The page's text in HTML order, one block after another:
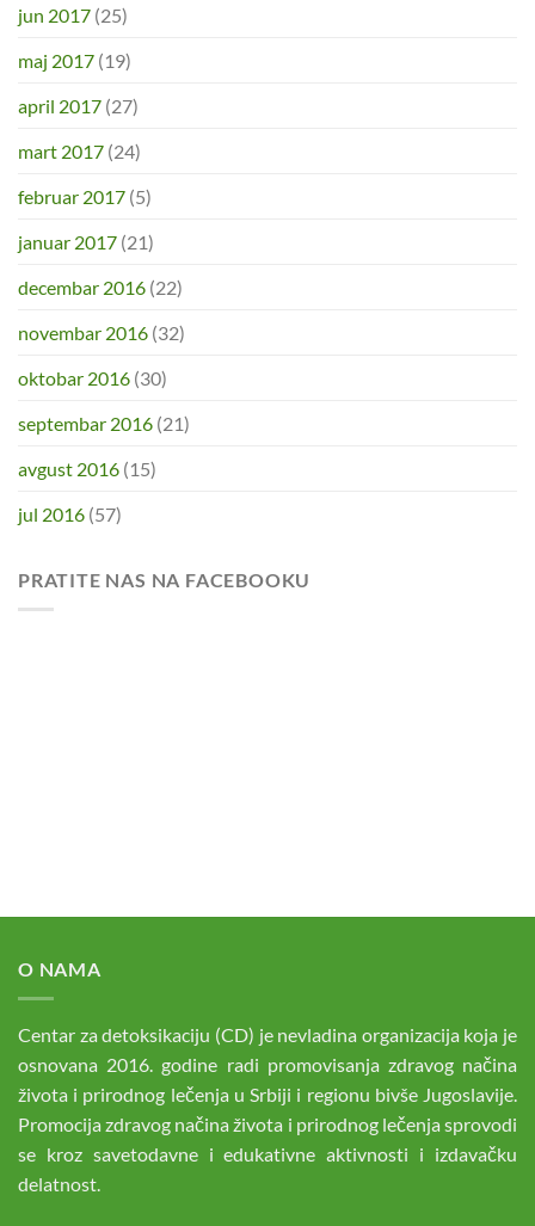
jun 2017 (25)
maj 2017 (19)
april 2017 (27)
mart 2017 (24)
februar 2017 (5)
januar 2017 (21)
decembar 2016 (22)
novembar 2016 (32)
oktobar 2016 (30)
septembar 2016 (21)
avgust 2016 (15)
jul 2016 (57)
PRATITE NAS NA FACEBOOKU
O NAMA
Centar za detoksikaciju (CD) je nevladina organizacija koja je
osnovana 2016. godine radi promovisanja zdravog načina
života i prirodnog lečenja u Srbiji i regionu bivše Jugoslavije.
Promocija zdravog načina života i prirodnog lečenja sprovodi
se kroz savetodavne i edukativne aktivnosti i izdavačku
delatnost.